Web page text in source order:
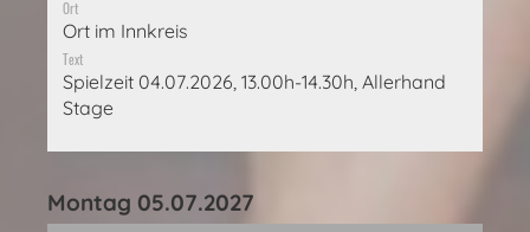
Ort
Ort im Innkreis
Text
Spielzeit 04.07.2026, 13.00h-14.30h, Allerhand
Stage
Montag 05.07.2027